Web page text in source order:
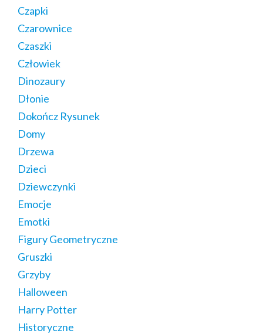
Czapki
Czarownice
Czaszki
Człowiek
Dinozaury
Dłonie
Dokończ Rysunek
Domy
Drzewa
Dzieci
Dziewczynki
Emocje
Emotki
Figury Geometryczne
Gruszki
Grzyby
Halloween
Harry Potter
Historyczne